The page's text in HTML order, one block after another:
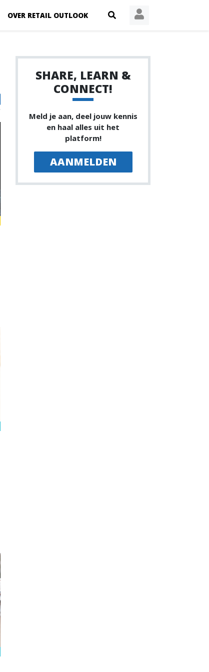
OVER RETAIL OUTLOOK
SHARE, LEARN &
CONNECT!
Meld je aan, deel jouw kennis
en haal alles uit het
platform!
AANMELDEN